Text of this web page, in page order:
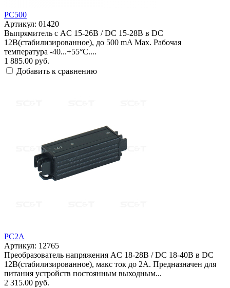
PC500
Артикул: 01420
Выпрямитель с AC 15-26В / DC 15-28В в DC
12В(стабилизированное), до 500 mA Max. Рабочая
температура -40...+55°C....
1 885.00 руб.
Добавить к сравнению
PC2A
Артикул: 12765
Преобразователь напряжения AC 18-28В / DC 18-40В в DC
12В(стабилизированное), макс ток до 2A. Предназначен для
питания устройств постоянным выходным...
2 315.00 руб.